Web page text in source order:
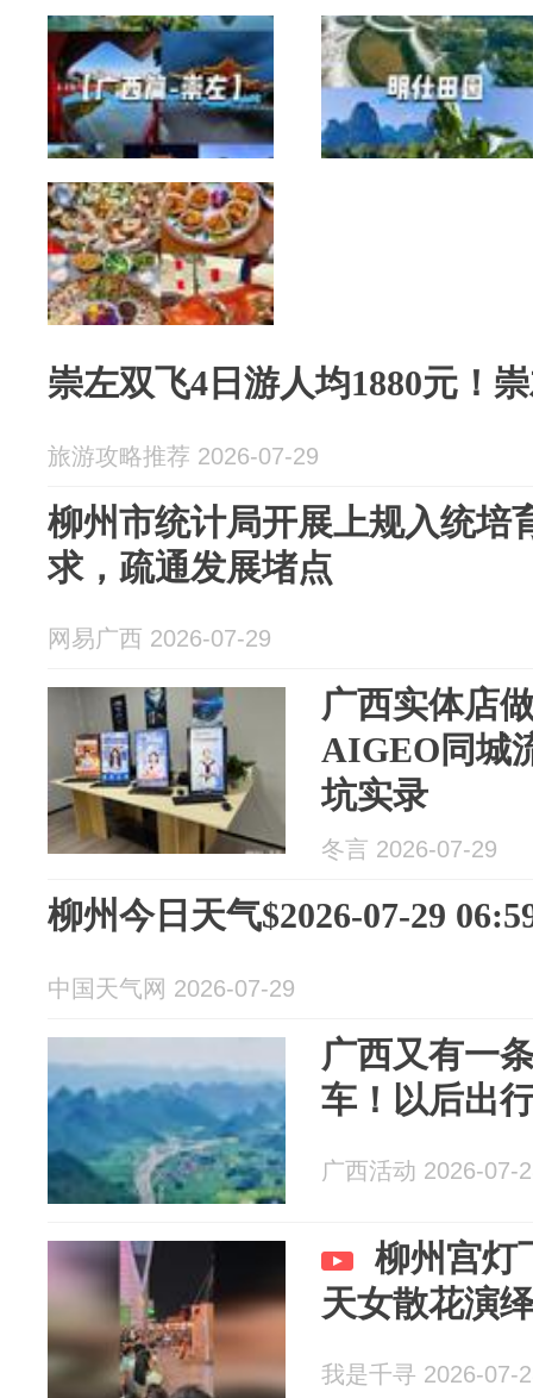
崇左双飞4日游人均1880元！
旅游攻略推荐 2026-07-29
柳州市统计局开展上规入统培
求，疏通发展堵点
网易广西 2026-07-29
广西实体店
AIGEO同城
坑实录
冬言 2026-07-29
柳州今日天气$2026-07-29
中国天气网 2026-07-29
广西又有一
车！以后出
广西活动 2026-07-
柳州宫灯
天女散花演
我是千寻 2026-07-